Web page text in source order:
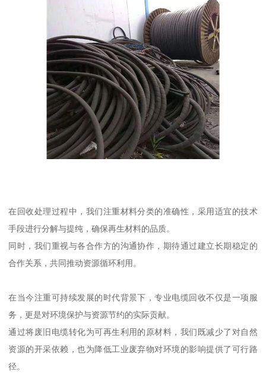
在回收处理过程中，我们注重材料分类的准确性，采用适宜的技术
手段进行分解与提纯，确保再生材料的品质。
同时，我们重视与各合作方的沟通协作，期待通过建立长期稳定的
合作关系，共同推动资源循环利用。
在当今注重可持续发展的时代背景下，专业电缆回收不仅是一项服
务，更是对环境保护与资源节约的实际贡献。
通过将废旧电缆转化为可再生利用的原材料，我们既减少了对自然
资源的开采依赖，也为降低工业废弃物对环境的影响提供了可行路
径。